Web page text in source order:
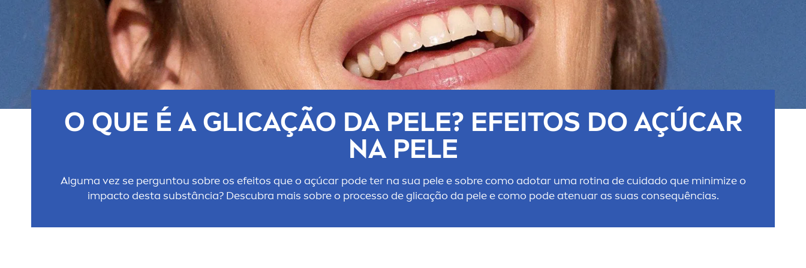
O QUE É A GLICAÇÃO DA PELE? EFEITOS DO AÇÚCAR
NA PELE
Alguma vez se perguntou sobre os efeitos que o açúcar pode ter na sua pele e sobre como adotar uma rotina de cuidado que minimize o
impacto desta substância? Descubra mais sobre o processo de glicação da pele e como pode atenuar as suas consequências.